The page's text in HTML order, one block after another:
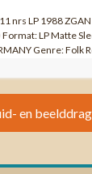
nrs LP 1988
Format: LP Matte
Genre: Folk
en